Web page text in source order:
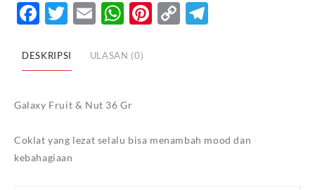
Facebook
Twitter
EmailWhatsApp
Pinterest
Copy
DESKRIPSI ULASAN (0)
Galaxy Fruit & Nut 36 Gr
Coklat yang lezat selalu bisa menambah mood dan
kebahagiaan